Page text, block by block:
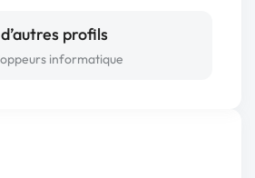
profils
informatique